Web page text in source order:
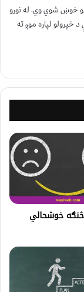
خوښ شوي وي، له نورو
لپاره موږ ته
خوشحالي